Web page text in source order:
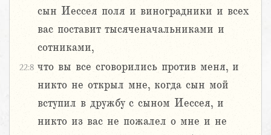
сын Иессея поля и виноградники и всех
вас поставит тысяченачальниками и
сотниками,
22:8 что вы все сговорились против меня, и
никто не открыл мне, когда сын мой
вступил в дружбу с сыном Иессея, и
никто из вас не пожалел о мне и не